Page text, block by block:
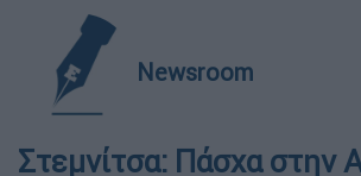
Newsroom
Στεμνίτσα: Πάσχα στην